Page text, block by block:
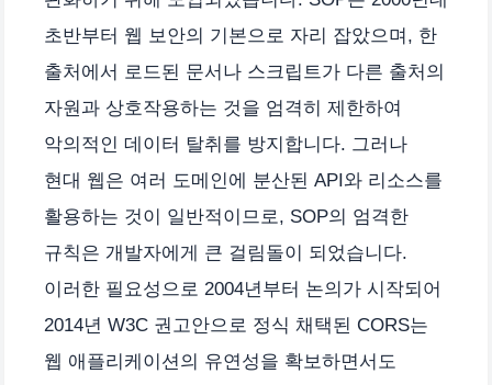
초반부터 웹 보안의 기본으로 자리 잡았으며, 한
출처에서 로드된 문서나 스크립트가 다른 출처의
자원과 상호작용하는 것을 엄격히 제한하여
악의적인 데이터 탈취를 방지합니다. 그러나
현대 웹은 여러 도메인에 분산된 API와 리소스를
활용하는 것이 일반적이므로, SOP의 엄격한
규칙은 개발자에게 큰 걸림돌이 되었습니다.
이러한 필요성으로 2004년부터 논의가 시작되어
2014년 W3C 권고안으로 정식 채택된 CORS는
웹 애플리케이션의 유연성을 확보하면서도